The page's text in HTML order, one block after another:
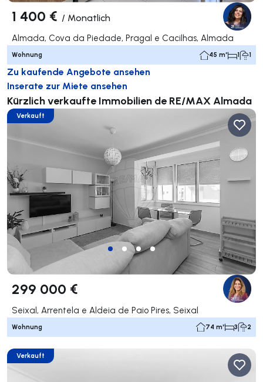
1 400 € / Monatlich
Almada, Cova da Piedade, Pragal e Cacilhas, Almada
Wohnung 45 m² 1 1
Zu kaufende Angebote ansehen
Inserate zur Miete ansehen
Kürzlich verkaufte Immobilien de RE/MAX Almada
Verkauft
299 000 €
Seixal, Arrentela e Aldeia de Paio Pires, Seixal
Wohnung 74 m² 3 2
Verkauft